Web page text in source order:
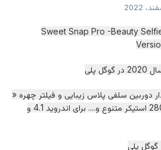
Sweet Snap Pro -Beauty
پلی
دوربین سلفی پلاس زیبایی و فیلتر چهره «
سوئیت اسنپ » با بیش از 2800 استیکر متنوع و.... برای اندروید 4.1 و